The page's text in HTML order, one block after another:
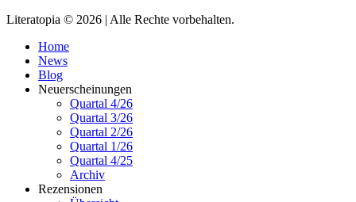
Literatopia © 2026 | Alle Rechte vorbehalten.
Home
News
Blog
Neuerscheinungen
Quartal 4/26
Quartal 3/26
Quartal 2/26
Quartal 1/26
Quartal 4/25
Archiv
Rezensionen